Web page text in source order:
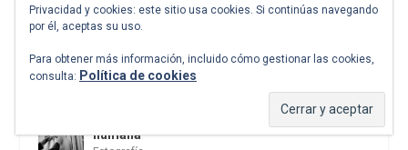
Fernández Ruiz. Fórcola, 2026
Libros, Música
Mary Ellen Mark, la fotógrafa de la fragilidad
humana
Privacidad y cookies: este sitio usa cookies. Si continúas navegando
por él, aceptas su uso.
Para obtener más información, incluido cómo gestionar las cookies,
consulta: Política de cookies